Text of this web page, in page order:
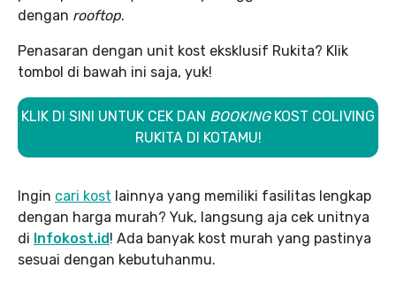
dengan rooftop.
Penasaran dengan unit kost eksklusif Rukita? Klik
tombol di bawah ini saja, yuk!
KLIK DI SINI UNTUK CEK DAN BOOKING KOST COLIVING
RUKITA DI KOTAMU!
Ingin cari kost lainnya yang memiliki fasilitas lengkap
dengan harga murah? Yuk, langsung aja cek unitnya
di Infokost.id! Ada banyak kost murah yang pastinya
sesuai dengan kebutuhanmu.